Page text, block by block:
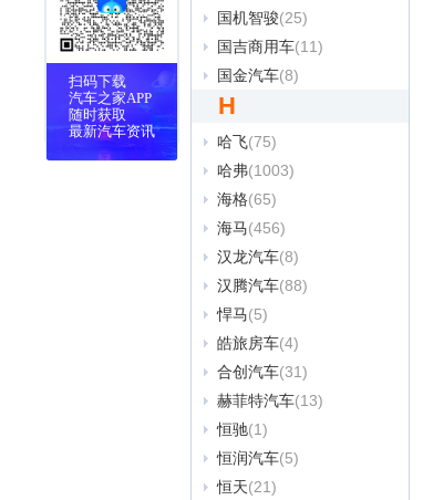
国机智骏(25)
国吉商用车(11)
国金汽车(8)
H
哈飞(75)
哈弗(1003)
海格(65)
海马(456)
汉龙汽车(8)
汉腾汽车(88)
悍马(5)
皓旅房车(4)
合创汽车(31)
赫菲特汽车(13)
恒驰(1)
恒润汽车(5)
恒天(21)
扫码下载
汽车之家APP
随时获取
最新汽车资讯